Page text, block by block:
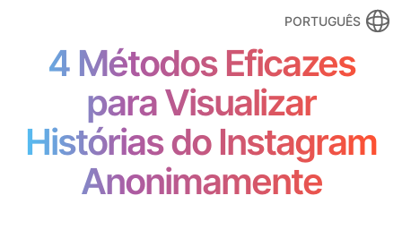
PORTUGUÊS
4 Métodos Eficazes
para Visualizar
Histórias do Instagram
Anonimamente